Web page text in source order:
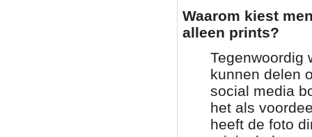
Waarom kiest
alleen prints?
Tegenwoordig
kunnen delen
social media
het als
heeft de foto